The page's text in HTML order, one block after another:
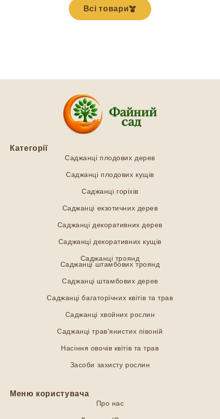
Всі товари
Категорії
Саджанці плодових дерев
Саджанці плодових кущів
Саджанці горіхів
Саджанці екзотичних дерев
Саджанці декоративних дерев
Саджанці декоративних кущів
Саджанці троянд
Саджанці штамбових троянд
Саджанці штамбових дерев
Саджанці багаторічних квітів та трав
Саджанці хвойних рослин
Саджанці трав’янистих півоній
Насіння овочів квітів та трав
Засоби захисту рослин
Меню користувача
Про нас